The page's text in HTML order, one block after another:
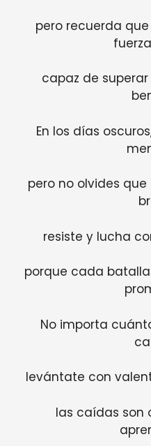
pero recuerda
capaz de
En los días
pero no olvides
resiste y lucha
porque cada
No importa
levántate con
las caídas son